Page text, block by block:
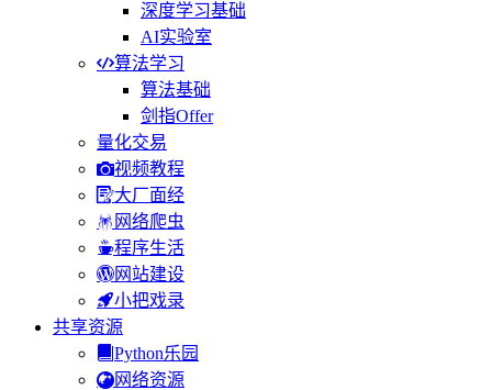
深度学习基础
AI实验室
算法学习
算法基础
剑指Offer
量化交易
视频教程
大厂面经
网络爬虫
程序生活
网站建设
小把戏录
共享资源
Python乐园
网络资源